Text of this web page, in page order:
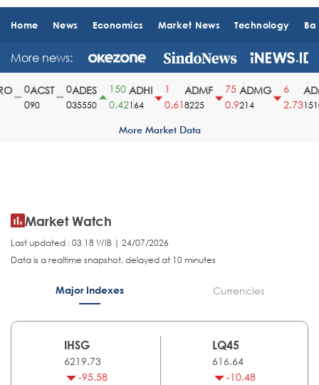
Home News Economics Market News Technology
More news:
ACST
90
ADES
35550
150
0.42
ADHI
164
0.61
ADMF
8225
75
0.9
ADMG
214
2.731510
More Market Data
Market Watch
Last updated : 03.18 WIB | 24/07/2026
Data is a realtime snapshot, delayed at 10 minutes
Major Indexes Currencies
IHSG
6219.73
-95.58
LQ45
616.64
-10.48